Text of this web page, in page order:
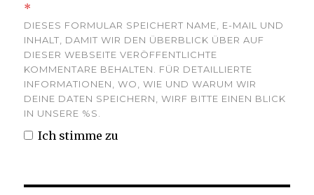
*
DIESES FORMULAR SPEICHERT NAME, E-MAIL UND
INHALT, DAMIT WIR DEN ÜBERBLICK ÜBER AUF
DIESER WEBSEITE VERÖFFENTLICHTE
KOMMENTARE BEHALTEN. FÜR DETAILLIERTE
INFORMATIONEN, WO, WIE UND WARUM WIR
DEINE DATEN SPEICHERN, WIRF BITTE EINEN BLICK
IN UNSERE %S.
Ich stimme zu